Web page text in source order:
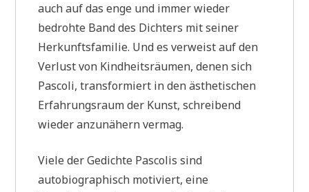
auch auf das enge und immer wieder
bedrohte Band des Dichters mit seiner
Herkunftsfamilie. Und es verweist auf den
Verlust von Kindheitsräumen, denen sich
Pascoli, transformiert in den ästhetischen
Erfahrungsraum der Kunst, schreibend
wieder anzunähern vermag.
Viele der Gedichte Pascolis sind
autobiographisch motiviert, eine